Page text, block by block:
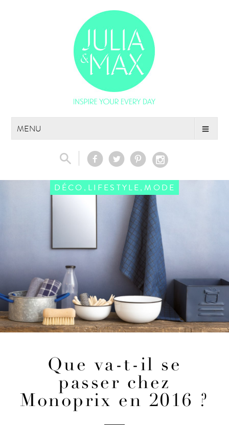
MENU
DÉCO , LIFESTYLE, MODE
Que va-t-il se
passer chez
Monoprix en 2016 ?